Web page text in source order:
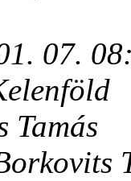
07.
Tamás